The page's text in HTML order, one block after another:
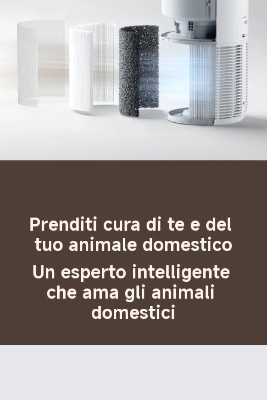
Prenditi cura di te e del
tuo animale domestico
Un esperto intelligente
che ama gli animali
domestici